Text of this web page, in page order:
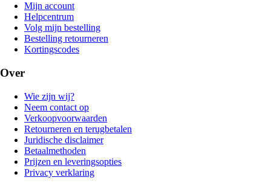
Mijn account
Helpcentrum
Volg mijn bestelling
Bestelling retourneren
Kortingscodes
Over
Wie zijn wij?
Neem contact op
Verkoopvoorwaarden
Retourneren en terugbetalen
Juridische disclaimer
Betaalmethoden
Prijzen en leveringsopties
Privacy verklaring